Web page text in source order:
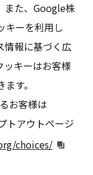
また、Google株
キーを利用し
情報に基づく広
ッキーはお客様
す。
お客様は
アウトページ
choices/